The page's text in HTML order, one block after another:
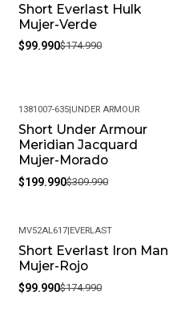
-43%
Short Everlast Hulk
Mujer-Verde
$99.990$174.990
-35%
1381007-635|UNDER ARMOUR
Short Under Armour
Meridian Jacquard
Mujer-Morado
$199.990$309.990
-43%
MV52AL617|EVERLAST
Short Everlast Iron Man
Mujer-Rojo
$99.990$174.990